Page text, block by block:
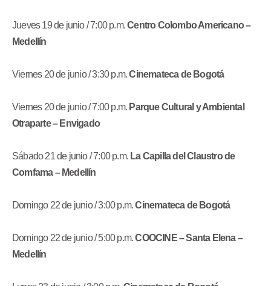
Jueves 19 de junio / 7:00 p.m.Centro Colombo Americano –
Medellín
Viernes 20 de junio / 3:30 p.m.Cinemateca de Bogotá
Viernes 20 de junio / 7:00 p.m. Parque Cultural y Ambiental
Otraparte – Envigado
Sábado 21 de junio / 7:00 p.m. La Capilla del Claustro de
Comfama – Medellín
Domingo 22 de junio / 3:00 p.m.Cinemateca de Bogotá
Domingo 22 de junio / 5:00 p.m.COOCINE – Santa Elena –
Medellín